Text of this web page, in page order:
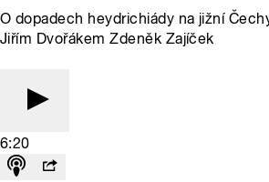
O dopadech heydrichiády na jižní
Jiřím Dvořákem Zdeněk Zajíček
6:20